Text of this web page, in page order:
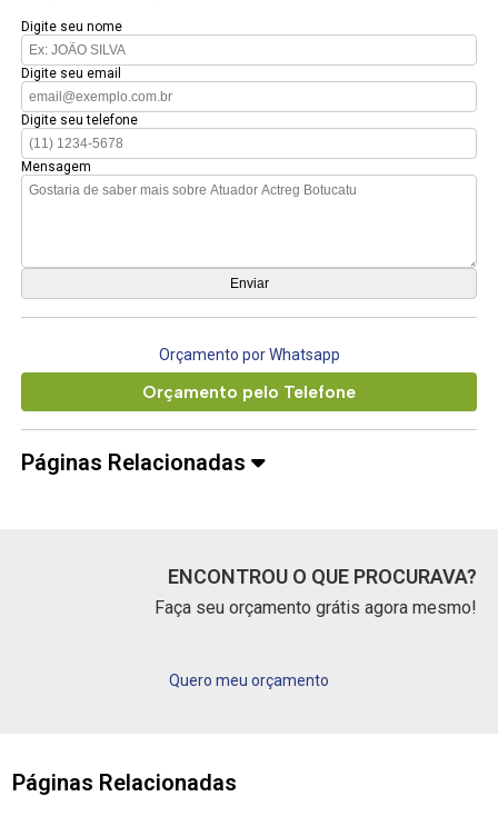
Digite seu nome
Digite seu email
Digite seu telefone
Mensagem
Orçamento por Whatsapp
Orçamento pelo Telefone
Páginas Relacionadas
ENCONTROU O QUE PROCURAVA?
Faça seu orçamento grátis agora mesmo!
Quero meu orçamento
Páginas Relacionadas